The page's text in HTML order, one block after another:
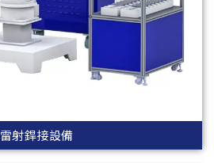
雷射銲接設備